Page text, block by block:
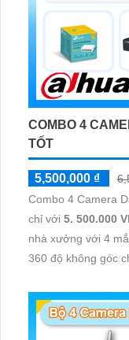
COMBO 4
TỐT
5,500,000 ₫
Combo 4 Camera
chỉ với 5. 500.000
nhà xưởng với 4
360 độ không góc